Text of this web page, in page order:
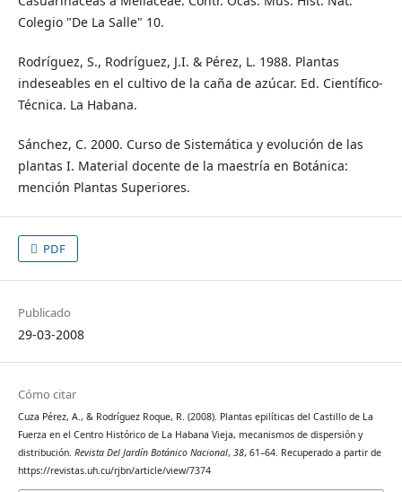
Colegio "De La Salle" 10.
Rodríguez, S., Rodríguez, J.I. & Pérez, L. 1988. Plantas
indeseables en el cultivo de la caña de azúcar. Ed. Científico-
Técnica. La Habana.
Sánchez, C. 2000. Curso de Sistemática y evolución de las
plantas I. Material docente de la maestría en Botánica:
mención Plantas Superiores.
PDF
Publicado
29-03-2008
Cómo citar
Cuza Pérez, A., & Rodríguez Roque, R. (2008). Plantas epilíticas del Castillo de La
Fuerza en el Centro Histórico de La Habana Vieja, mecanismos de dispersión y
distribución. Revista Del Jardín Botánico Nacional, 38, 61–64. Recuperado a partir de
https://revistas.uh.cu/rjbn/article/view/7374